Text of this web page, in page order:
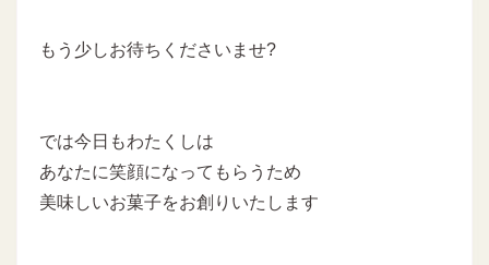
もう少しお待ちくださいませ?
では今日もわたくしは
あなたに笑顔になってもらうため
美味しいお菓子をお創りいたします